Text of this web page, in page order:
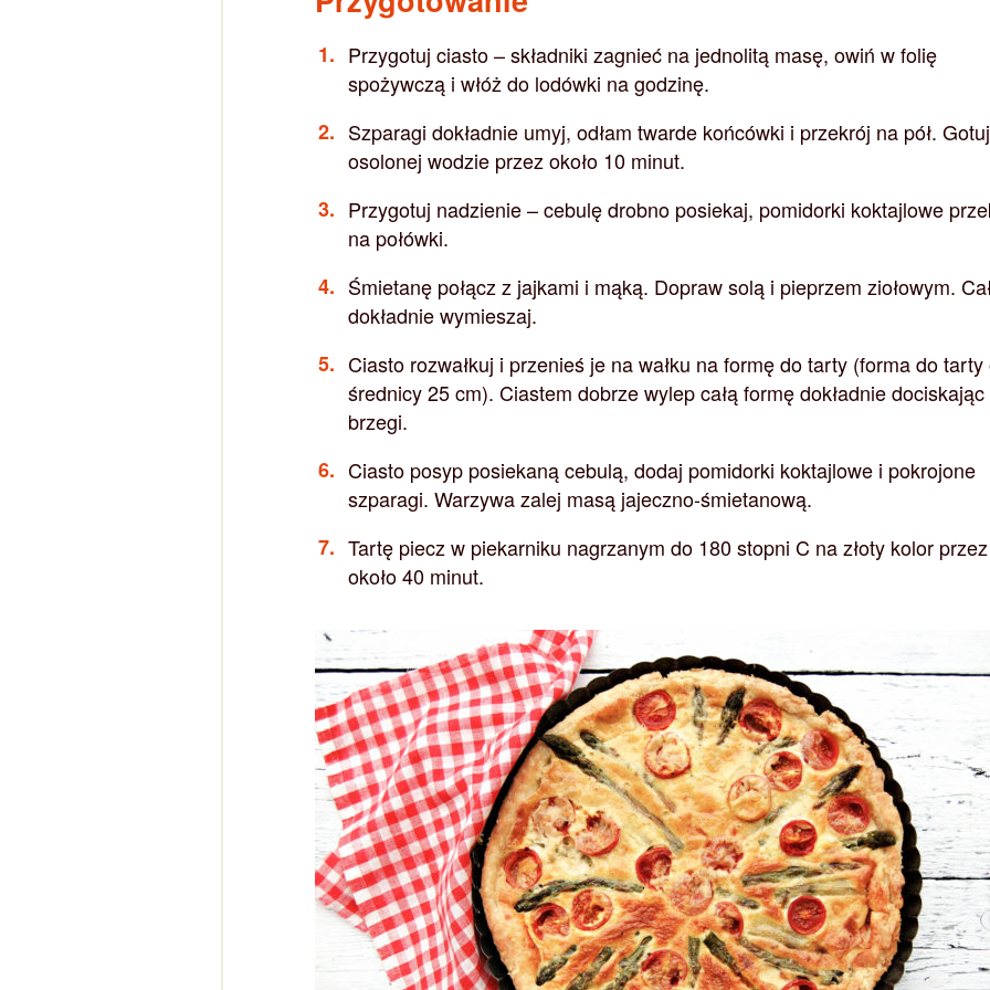
Przygotuj ciasto – składniki zagnieć na jednolitą masę, owiń w folię
spożywczą i włóż do lodówki na godzinę.
Szparagi dokładnie umyj, odłam twarde końcówki i przekrój na pół.
osolonej wodzie przez około 10 minut.
Przygotuj nadzienie – cebulę drobno posiekaj, pomidorki koktajlowe
na połówki.
Śmietanę połącz z jajkami i mąką. Dopraw solą i pieprzem ziołowym.
dokładnie wymieszaj.
Ciasto rozwałkuj i przenieś je na wałku na formę do tarty (forma do tarty
średnicy 25 cm). Ciastem dobrze wylep całą formę dokładnie dociskając
brzegi.
Ciasto posyp posiekaną cebulą, dodaj pomidorki koktajlowe i pokrojone
szparagi. Warzywa zalej masą jajeczno-śmietanową.
Tartę piecz w piekarniku nagrzanym do 180 stopni C na złoty kolor przez
około 40 minut.